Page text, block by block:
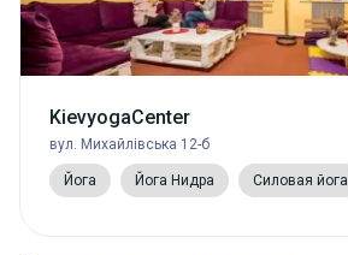
KievyogaCenter
вул. Михайлівська 12-б
Йога Йога Нидра Силовая йога